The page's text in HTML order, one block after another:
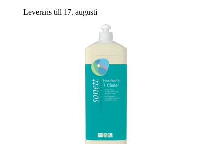
Leverans till 17. augusti